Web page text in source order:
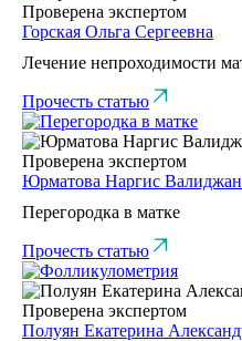
Проверена экспертом
Горская Ольга Сергеевна
Лечение непроходимости
Прочесть статью
Проверена экспертом
Юрматова Наргис
Перегородка в матке
Прочесть статью
Проверена экспертом
Полуян Екатерина